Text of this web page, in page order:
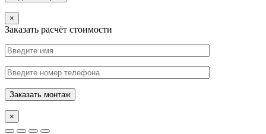
×
Заказать расчёт стоимости
×